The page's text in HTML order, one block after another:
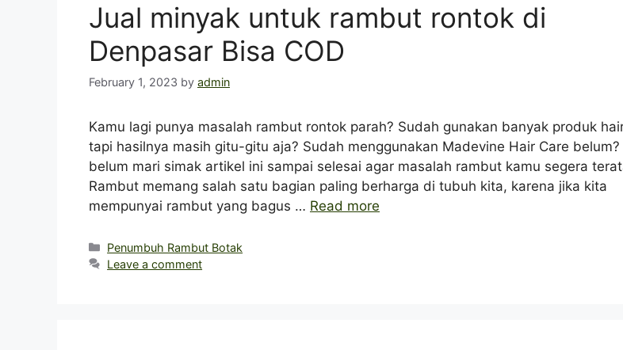
Jual minyak untuk rambut rontok di
Denpasar Bisa COD
February 1, 2023 by admin
Kamu lagi punya masalah rambut rontok parah? Sudah gunakan banyak produk
tapi hasilnya masih gitu-gitu aja? Sudah menggunakan Madevine Hair Care belum?
belum mari simak artikel ini sampai selesai agar masalah rambut kamu segera
Rambut memang salah satu bagian paling berharga di tubuh kita, karena jika kita
mempunyai rambut yang bagus … Read more
Categories
Penumbuh Rambut Botak
Leave a comment